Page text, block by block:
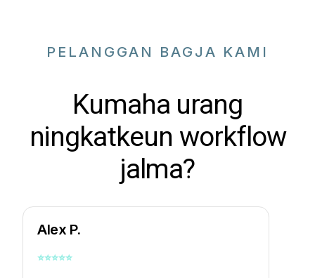
PELANGGAN BAGJA KAMI
Kumaha urang
ningkatkeun workflow
jalma?
Alex P.
⭐⭐⭐⭐⭐